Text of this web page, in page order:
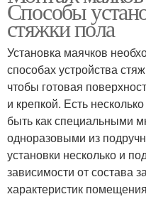
Способы
стяжки пола
Установка маячков
способах устройства
чтобы готовая
и крепкой. Есть
быть как специальными
одноразовыми из
установки несколько и
зависимости от состава
характеристик